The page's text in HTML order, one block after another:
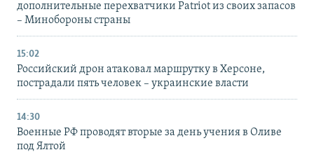
дополнительные перехватчики Patriot из своих запасов
– Минобороны страны
15:02
Российский дрон атаковал маршрутку в Херсоне,
пострадали пять человек – украинские власти
14:30
Военные РФ проводят вторые за день учения в Оливе
под Ялтой